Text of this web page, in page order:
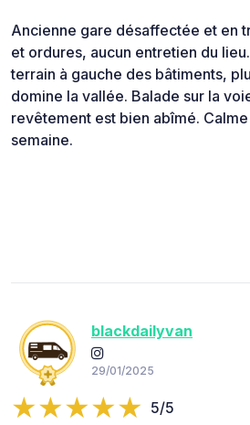
Ancienne gare désaffectée et en
et ordures, aucun entretien du
terrain à gauche des bâtiments,
domine la vallée. Balade sur la
revêtement est bien abîmé.
semaine.
blackdailyvan
29/01/2025
5/5